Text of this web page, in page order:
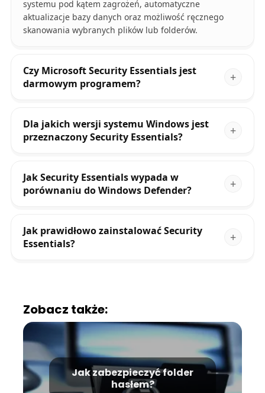
systemu pod kątem zagrożeń, automatyczne
aktualizacje bazy danych oraz możliwość ręcznego
skanowania wybranych plików lub folderów.
Czy Microsoft Security Essentials jest
darmowym programem?
Dla jakich wersji systemu Windows jest
przeznaczony Security Essentials?
Jak Security Essentials wypada w
porównaniu do Windows Defender?
Jak prawidłowo zainstalować Security
Essentials?
Zobacz także:
Jak zabezpieczyć folder
hasłem?